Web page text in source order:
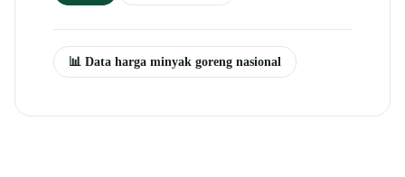
📊 Data harga minyak goreng nasional